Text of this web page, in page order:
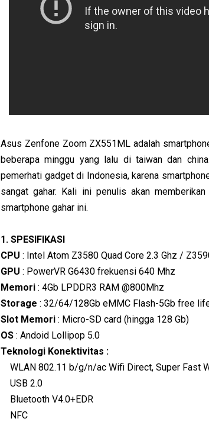
Asus Zenfone Zoom ZX551ML adalah
beberapa minggu yang lalu di taiwan dan
pemerhati gadget di Indonesia, karena
sangat gahar. Kali ini penulis akan
smartphone gahar ini.
1. SPESIFIKASI
CPU : Intel Atom Z3580 Quad Core 2.3 Ghz /
GPU : PowerVR G6430 frekuensi 640 Mhz
Memori : 4Gb LPDDR3 RAM @800Mhz
Storage : 32/64/128Gb eMMC Flash-5Gb free
Slot Memori : Micro-SD card (hingga 128 Gb)
OS : Andoid Lollipop 5.0
Teknologi Konektivitas :
WLAN 802.11 b/g/n/ac Wifi Direct, Super Fast
USB 2.0
Bluetooth V4.0+EDR
NFC